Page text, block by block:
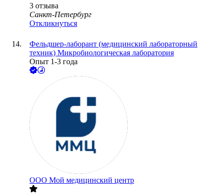
3 отзыва
Санкт-Петербург
Откликнуться
Фельдшер-лаборант (медицинский лабораторный
техник) Микробиологическая лаборатория
Опыт 1-3 года
ООО Мой медицинский центр